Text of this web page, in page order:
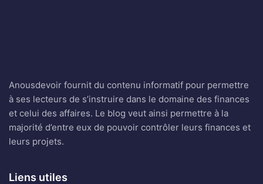
Anousdevoir fournit du contenu informatif pour permettre
à ses lecteurs de s’instruire dans le domaine des finances
et celui des affaires. Le blog veut ainsi permettre à la
majorité d’entre eux de pouvoir contrôler leurs finances et
leurs projets.
Liens utiles